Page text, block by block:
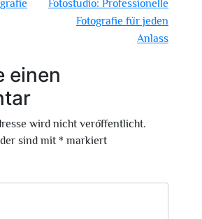
Fotostudio: Professionelle
Fotografie für jeden
Anlass
einen
wird nicht veröffentlicht.
sind mit * markiert